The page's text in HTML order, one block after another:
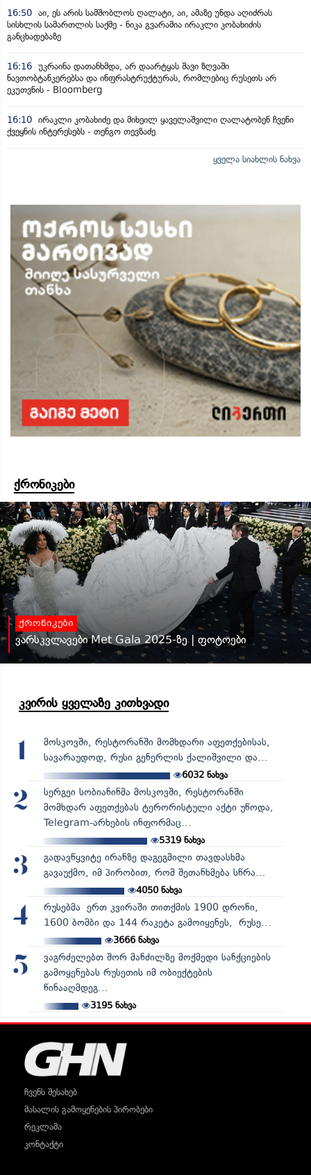
16:50 აი, ეს არის სამშობლოს ღალატი, აი, ამაზე უნდა აღიძრას
სისხლის სამართლის საქმე - ნიკა გვარამია ირაკლი კობახიძის
განცხადებაზე
16:16 უკრაინა დათანხმდა, არ დაარტყას შავი ზღვაში
ნავთობტანკერებსა და ინფრასტრუქტურას, რომლებიც რუსეთს არ
ეკუთვნის - Bloomberg
16:10 ირაკლი კობახიძე და მიხეილ ყაველაშვილი ღალატობენ ჩვენი
ქვეყნის ინტერესებს - თენგო თევზაძე
ყველა სიახლის ნახვა
ქრონიკები
ქრონიკები
ვარსკვლავები Met Gala 2025-ზე | ფოტოები
კვირის ყველაზე კითხვადი
1
მოსკოვში, რესტორანში მომხდარი აფეთქებისას,
სავარაუდოდ, რუსი გენერლის ქალიშვილი და...
6032 ნახვა
2
სერგეი სობიანინმა მოსკოვში, რესტორანში
მომხდარ აფეთქებას ტერორისტული აქტი უწოდა,
Telegram-არხების ინფორმაც...
5319ნახვა
3
გადავწყვიტე ირანზე დაგეგმილი თავდასხმა
გავაუქმო, იმ პირობით, რომ შეთანხმება სწრა...
4050ნახვა
4
რუსებმა ერთ კვირაში თითქმის 1900 დრონი,
1600 ბომბი და 144 რაკეტა გამოიყენეს, რუსე...
3666ნახვა
5
ვაგრძელებთ შორ მანძილზე მოქმედი სანქციების
გამოყენებას რუსეთის იმ ობიექტების
წინააღმდეგ...
3195ნახვა
ჩვენს შესახებ
მასალის გამოყენების პირობები
რეკლამა
კონტაქტი